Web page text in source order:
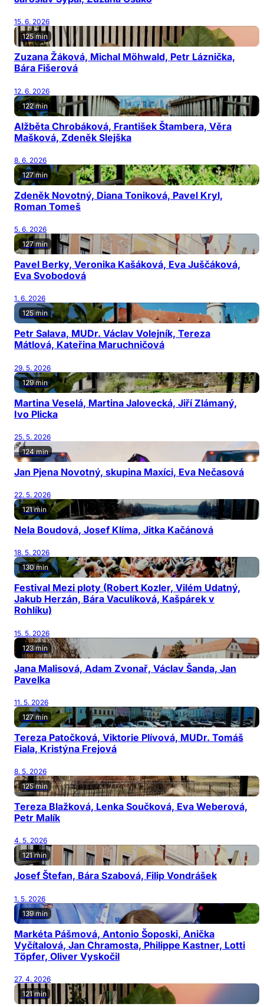
15. 6. 2026
125 min
Zuzana Žáková, Michal Möhwald, Petr Láznička,
Bára Fišerová
12. 6. 2026
122 min
Alžběta Chrobáková, František Štambera, Věra
Mašková, Zdeněk Slejška
8. 6. 2026
127 min
Zdeněk Novotný, Diana Toniková, Pavel Kryl,
Roman Tomeš
5. 6. 2026
127 min
Pavel Berky, Veronika Kašáková, Eva Juščáková,
Eva Svobodová
1. 6. 2026
125 min
Petr Salava, MUDr. Václav Volejník, Tereza
Mátlová, Kateřina Maruchničová
29. 5. 2026
129 min
Martina Veselá, Martina Jalovecká, Jiří Zlámaný,
Ivo Plicka
25. 5. 2026
124 min
Jan Pjena Novotný, skupina Maxíci, Eva Nečasová
22. 5. 2026
121 min
Nela Boudová, Josef Klíma, Jitka Kačánová
18. 5. 2026
130 min
Festival Mezi ploty (Robert Kozler, Vilém Udatný,
Jakub Herzán, Bára Vaculíková, Kašpárek v
Rohlíku)
15. 5. 2026
123 min
Jana Malisová, Adam Zvonař, Václav Šanda, Jan
Pavelka
11. 5. 2026
127 min
Tereza Patočková, Viktorie Plívová, MUDr. Tomáš
Fiala, Kristýna Frejová
8. 5. 2026
125 min
Tereza Blažková, Lenka Součková, Eva Weberová,
Petr Malík
4. 5. 2026
121 min
Josef Štefan, Bára Szabová, Filip Vondrášek
1. 5. 2026
139 min
Markéta Pášmová, Antonio Šoposki, Anička
Vyčítalová, Jan Chramosta, Philippe Kastner, Lotti
Töpfer, Oliver Vyskočil
27. 4. 2026
121 min